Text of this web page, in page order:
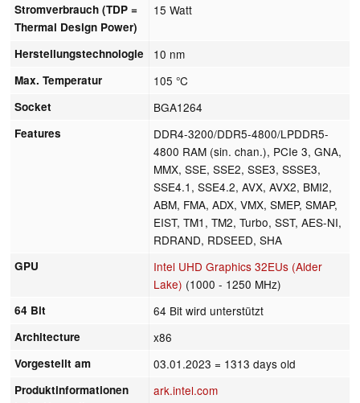
Stromverbrauch (TDP =
Thermal Design Power)
15 Watt
Herstellungstechnologie 10 nm
Max. Temperatur 105 °C
Socket BGA1264
Features
DDR4-3200/DDR5-4800/LPDDR5-
4800 RAM (sin. chan.), PCIe 3, GNA,
MMX, SSE, SSE2, SSE3, SSSE3,
SSE4.1, SSE4.2, AVX, AVX2, BMI2,
ABM, FMA, ADX, VMX, SMEP, SMAP,
EIST, TM1, TM2, Turbo, SST, AES-NI,
RDRAND, RDSEED, SHA
GPU
Intel UHD Graphics 32EUs (Alder
Lake) (1000 - 1250 MHz)
64 Bit 64 Bit wird unterstützt
Architecture x86
Vorgestellt am 03.01.2023 = 1313 days old
Produktinformationen
ark.intel.com